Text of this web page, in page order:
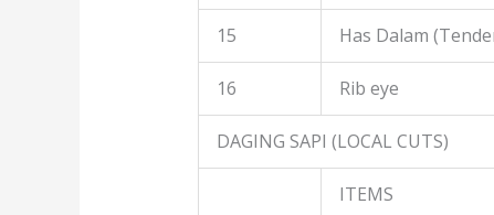
15 Has Dalam
16 Rib eye
DAGING SAPI (LOCAL CUTS)
ITEMS